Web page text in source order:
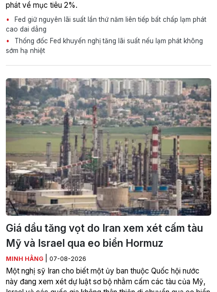
phát về mục tiêu 2%.
Fed giữ nguyên lãi suất lần thứ năm liên tiếp bất chấp lạm phát
cao dai dẳng
Thống đốc Fed khuyến nghị tăng lãi suất nếu lạm phát không
sớm hạ nhiệt
Giá dầu tăng vọt do Iran xem xét cấm tàu
Mỹ và Israel qua eo biển Hormuz
MINH HẰNG 07-08-2026
Một nghị sỹ Iran cho biết một ủy ban thuộc Quốc hội nước
này đang xem xét dự luật sơ bộ nhằm cấm các tàu của Mỹ,